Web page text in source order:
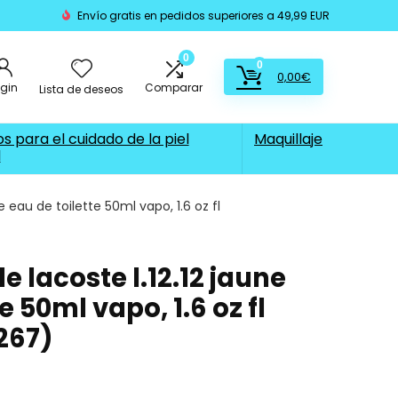
Envío gratis en pedidos superiores a 49,99 EUR
Lista de deseos
0
Comparar
0
0,00€
para el cuidado de la piel
Maquillaje
eau de toilette 50ml vapo, 1.6 oz fl
lacoste l.12.12 jaune
50ml vapo, 1.6 oz fl